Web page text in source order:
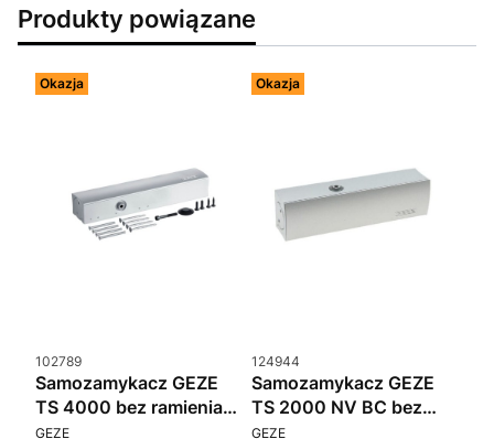
Produkty powiązane
Okazja
Kod produktu
102789
Samozamykacz GEZE
TS 4000 bez ramienia
srebrny
PRODUCENT
GEZE
Okazja
Kod produktu
124944
Samozamykacz GEZE
TS 2000 NV BC bez
ramienia srebrny
PRODUCENT
GEZE